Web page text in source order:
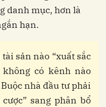
danh mục, hơn là
hạn.
sản nào “xuất sắc
có kênh nào
nhà đầu tư phải
sang phân bổ